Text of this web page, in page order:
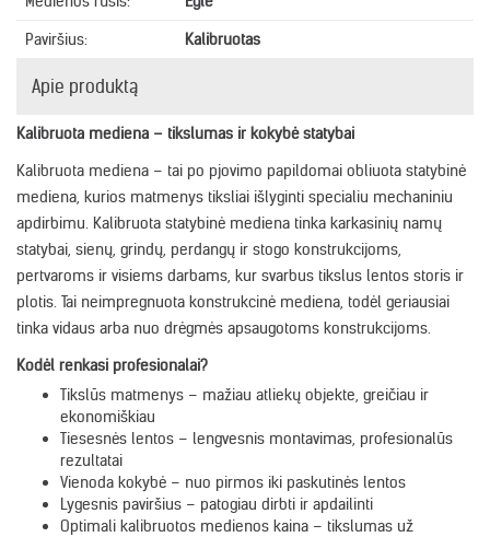
Paviršius:
Kalibruotas
Apie produktą
Kalibruota mediena – tikslumas ir kokybė statybai
Kalibruota mediena – tai po pjovimo papildomai obliuota statybinė
mediena, kurios matmenys tiksliai išlyginti specialiu mechaniniu
apdirbimu. Kalibruota statybinė mediena tinka karkasinių namų
statybai, sienų, grindų, perdangų ir stogo konstrukcijoms,
pertvaroms ir visiems darbams, kur svarbus tikslus lentos storis ir
plotis. Tai neimpregnuota konstrukcinė mediena, todėl geriausiai
tinka vidaus arba nuo drėgmės apsaugotoms konstrukcijoms.
Kodėl renkasi profesionalai?
Tikslūs matmenys – mažiau atliekų objekte, greičiau ir
ekonomiškiau
Tiesesnės lentos – lengvesnis montavimas, profesionalūs
rezultatai
Vienoda kokybė – nuo pirmos iki paskutinės lentos
Lygesnis paviršius – patogiau dirbti ir apdailinti
Optimali kalibruotos medienos kaina – tikslumas už